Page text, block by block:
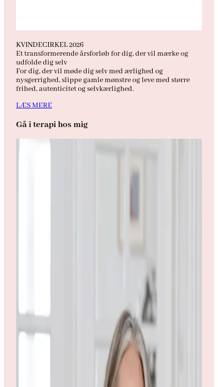
KVINDECIRKEL 2026
Et transformerende årsforløb for dig, der vil mærke og
udfolde dig selv
For dig, der vil møde dig selv med ærlighed og
nysgerrighed, slippe gamle mønstre og leve med større
frihed, autenticitet og selvkærlighed.
LÆS MERE
Gå i terapi hos mig